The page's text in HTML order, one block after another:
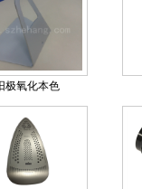
极氧化本色